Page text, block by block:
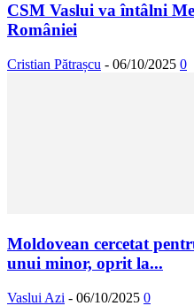
CSM Vaslui va întâlni
României
Cristian Pătrașcu - 06/10/2025 0
Moldovean cercetat
unui minor, oprit la...
Vaslui Azi - 06/10/2025 0